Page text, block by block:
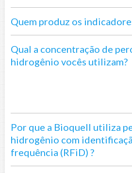
Quem produz os
Qual a concentração de
hidrogênio vocês utilizam?
Por que a Bioquell utiliza
hidrogênio com
frequência (RFiD) ?